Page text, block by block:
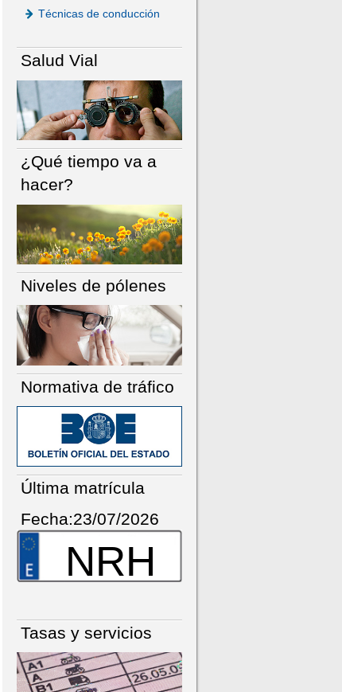
Técnicas de conducción
Salud Vial
¿Qué tiempo va a
hacer?
Niveles de pólenes
Normativa de tráfico
Última matrícula
Fecha:23/07/2026
NRH
Tasas y servicios